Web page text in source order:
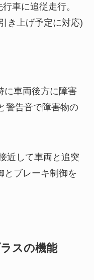
車に追従走行。
き上げ予定に対応)
に車両後方に障害
警告音で障害物の
近して車両と追突
とブレーキ制御を
スの機能